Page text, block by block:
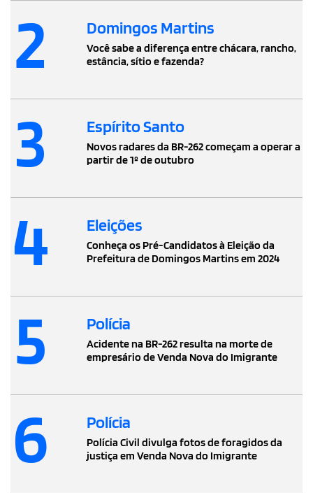
2 Domingos Martins
Você sabe a diferença entre chácara, rancho,
estância, sítio e fazenda?
3 Espírito Santo
Novos radares da BR-262 começam a operar a
partir de 1º de outubro
4 Eleições
Conheça os Pré-Candidatos à Eleição da
Prefeitura de Domingos Martins em 2024
5 Polícia
Acidente na BR-262 resulta na morte de
empresário de Venda Nova do Imigrante
6 Polícia
Polícia Civil divulga fotos de foragidos da
justiça em Venda Nova do Imigrante